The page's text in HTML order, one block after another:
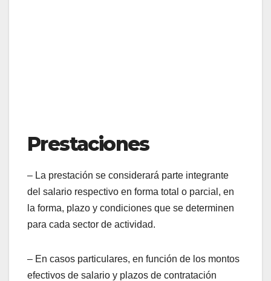
Prestaciones
– La prestación se considerará parte integrante
del salario respectivo en forma total o parcial, en
la forma, plazo y condiciones que se determinen
para cada sector de actividad.
– En casos particulares, en función de los montos
efectivos de salario y plazos de contratación